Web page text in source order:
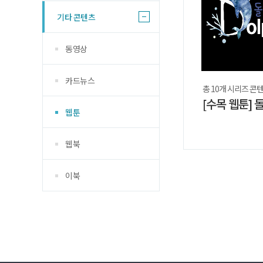
기타 콘텐츠
동영상
카드뉴스
웹툰
웹북
이북
총 10개 시리즈 콘